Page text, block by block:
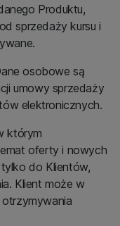
Produktu,
sprzedaży kursu i
osobowe są
umowy sprzedaży
elektronicznych.
którym
oferty i nowych
do Klientów,
Klient może w